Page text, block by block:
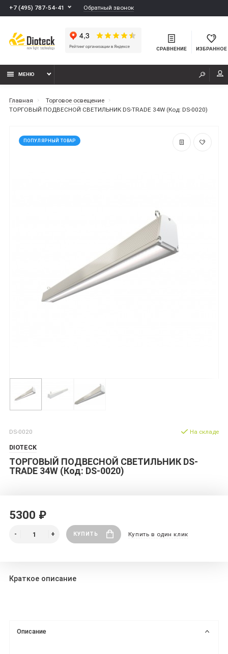
+7 (495) 787-54-41 Обратный звонок
СРАВНЕНИЕ ИЗБРАННОЕ
МЕНЮ
Главная
Торговое освещение
ТОРГОВЫЙ ПОДВЕСНОЙ СВЕТИЛЬНИК DS-TRADE 34W (Код: DS-0020)
ПОПУЛЯРНЫЙ ТОВАР
DS-0020
DIOTECK
ТОРГОВЫЙ ПОДВЕСНОЙ СВЕТИЛЬНИК DS-
TRADE 34W (Код: DS-0020)
На складе
5300 ₽
КУПИТЬ Купить в один клик
Краткое описание
Описание